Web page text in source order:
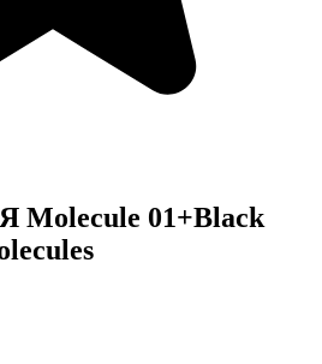
Molecule 01+Black